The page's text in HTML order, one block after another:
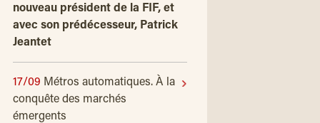
nouveau président de la FIF, et
avec son prédécesseur, Patrick
Jeantet
17/09 Métros automatiques. À la
conquête des marchés
émergents